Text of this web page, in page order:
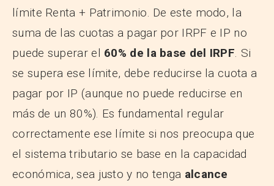
límite Renta + Patrimonio. De este modo, la
suma de las cuotas a pagar por IRPF e IP no
puede superar el 60% de la base del IRPF. Si
se supera ese límite, debe reducirse la cuota a
pagar por IP (aunque no puede reducirse en
más de un 80%). Es fundamental regular
correctamente ese límite si nos preocupa que
el sistema tributario se base en la capacidad
económica, sea justo y no tenga alcance